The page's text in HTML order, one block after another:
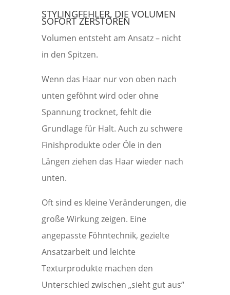
STYLINGFEHLER, DIE VOLUMEN
SOFORT ZERSTÖREN
Volumen entsteht am Ansatz – nicht
in den Spitzen.
Wenn das Haar nur von oben nach
unten geföhnt wird oder ohne
Spannung trocknet, fehlt die
Grundlage für Halt. Auch zu schwere
Finishprodukte oder Öle in den
Längen ziehen das Haar wieder nach
unten.
Oft sind es kleine Veränderungen, die
große Wirkung zeigen. Eine
angepasste Föhntechnik, gezielte
Ansatzarbeit und leichte
Texturprodukte machen den
Unterschied zwischen „sieht gut aus“